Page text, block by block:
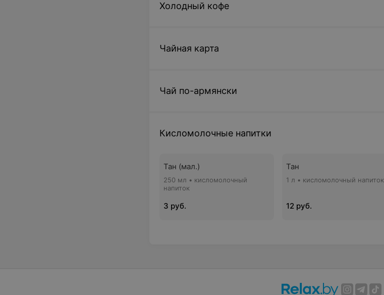
Холодный кофе
Чайная карта
Чай по-армянски
Кисломолочные напитки
Тан (мал.)
250 мл • кисломолочный
напиток
3 руб.
Тан
1 л • кисломолочный напиток
12 руб.